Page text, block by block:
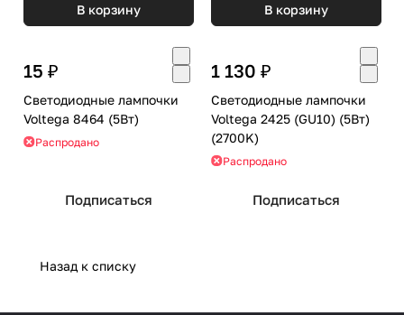
В корзину В корзину
15 ₽
Светодиодные лампочки
Voltega 8464 (5Вт)
Распродано
Подписаться
1 130 ₽
Светодиодные лампочки
Voltega 2425 (GU10) (5Вт)
(2700K)
Распродано
Подписаться
Назад к списку